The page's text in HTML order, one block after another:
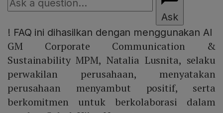
Ask
! FAQ ini dihasilkan dengan menggunakan AI
GM Corporate Communication &
Sustainability MPM, Natalia Lusnita, selaku
perwakilan perusahaan, menyatakan
perusahaan menyambut positif, serta
berkomitmen untuk berkolaborasi dalam